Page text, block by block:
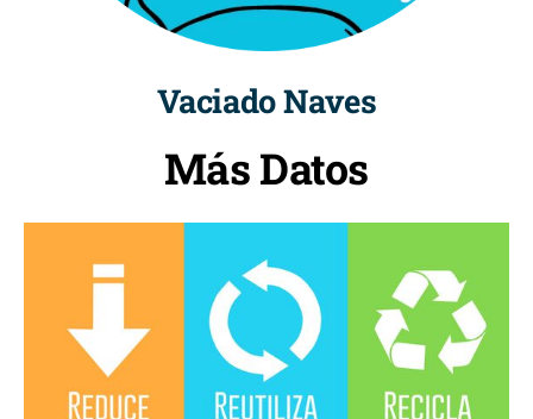
Vaciado Naves
Más Datos